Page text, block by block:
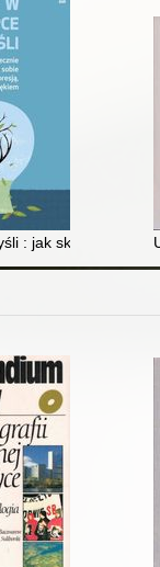
: jak skutecznie